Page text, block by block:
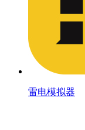
雷电模拟器